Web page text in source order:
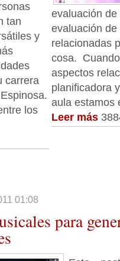
tan
y
carrera
los
evaluación
evaluación
relacionadas
cosa.
aspectos
planificadora
aula estamos
Leer más
01:08
para